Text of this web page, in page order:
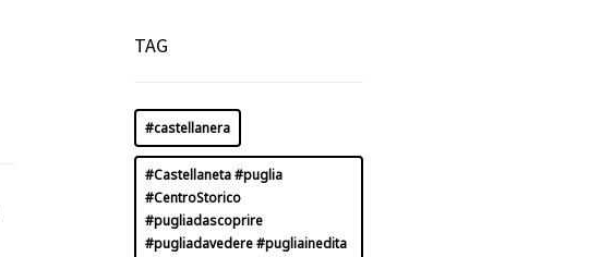
TAG
#castellanera
#Castellaneta #puglia
#CentroStorico
#pugliadascoprire
#pugliadavedere #pugliainedita